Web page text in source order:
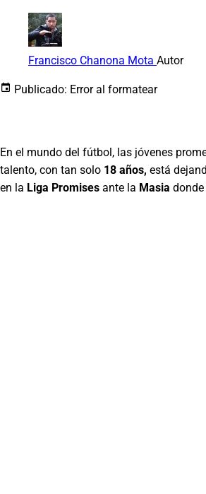
Francisco Chanona Mota Autor
Publicado: Error al formatear
En el mundo del fútbol, las jóvenes
talento, con tan solo 18 años, está
en la Liga Promises ante la Masia